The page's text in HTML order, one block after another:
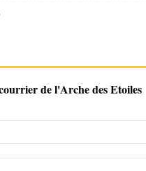
de l'Arche des Etoiles